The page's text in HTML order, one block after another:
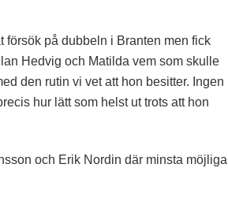
försök på dubbeln i Branten men fick
Hedvig och Matilda vem som skulle
den rutin vi vet att hon besitter. Ingen
hur lätt som helst ut trots att hon
och Erik Nordin där minsta möjliga